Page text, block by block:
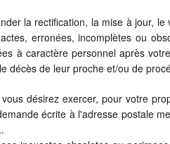
la rectification, la mise à jour,
erronées, incomplètes ou
à caractère personnel après
décès de leur proche et/ou de
désirez exercer, pour votre
écrite à l'adresse postale